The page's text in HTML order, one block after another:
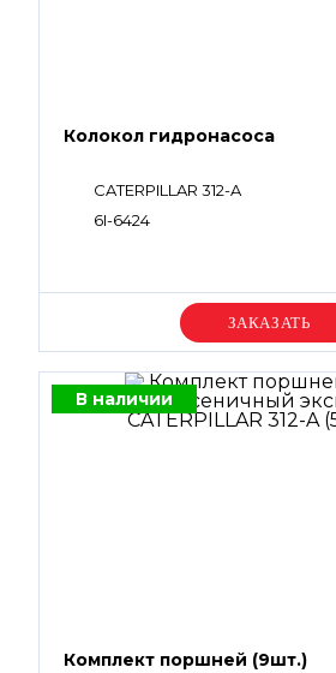
Колокол гидронасоса
CATERPILLAR 312-A
6I-6424
Уточняйте цену
В наличии
Комплект поршней (9шт.)